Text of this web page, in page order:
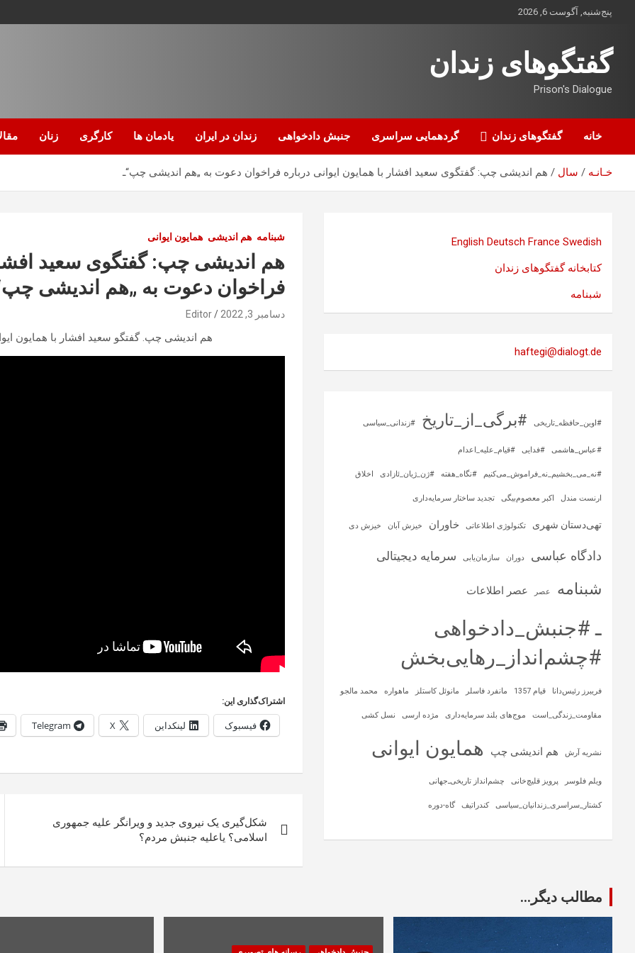
محتوا
پنج‌شنبه, آگوست 6, 2026
گفتگوهای زندان
Prison's Dialogue
خانه گفتگوهای زندان گردهمایی سراسری جنبش دادخواهی زندان در ایران یادمان ها کارگری زنان
خـانـه سال هم اندیشی چپ: گفتگوی سعید افشار با همایون ایوانی درباره فراخوان دعوت به „هم اندیشی چپ“ـ
شبنامه هم اندیشی همایون ایوانی
هم اندیشی چپ: گفتگوی سعید افشار
فراخوان دعوت به „هم اندیشی
دسامبر 3, 2022 Editor
هم اندیشی چپ. گفتگو سعید افشار با همایون
اشتراک‌گذاری این:
فیسبوک لینکداین X
Telegram
نوشته
شکل‌گیری یک نیروی جدید و ویرانگر علیه جمهوری
اسلامی؟ یاعلیه جنبش مردم؟
English Deutsch France Swedish
کتابخانه گفتگوهای زندان
شبنامه
haftegi@dialogt.de
#اوین_حافظه_تاریخی #برگی_از_تاریخ #زندانی_سیاسی
#عباس_هاشمی #فدایی #قیام_علیه_اعدام
#نه_می_بخشیم_نه_فراموش_می‌کنیم #نگاه_هفته #ژن_ژیان_ئازادی اخلاق
ارنست مندل اکبر معصوم‌بیگی تجدید ساختار سرمایه‌داری
تهی‌دستان شهری تکنولوژی اطلاعاتی خاوران خیزش آبان خیزش دی
دادگاه عباسی دوران سازمان‌یابی سرمایه‌ دیجیتالی
شبنامه عصر عصر اطلاعات
ـ #جنبش_دادخواهی
#چشم‌انداز_رهایی‌بخش
فریبرز رئیس‌دانا قیام 1357 مانفرد فاسلر مانوئل کاستلز ماهواره‌ محمد مالجو
مقاومت_زندگی_است موج‌های بلند سرمایه‌داری مژده ارسی نسل کشی
نشریه آرش هم اندیشی چپ همایون ایوانی
ویلم فلوسر پرویز قلیچ‌خانی چشم‌انداز تاریخی‌ـ‌جهانی
کشتار_سراسری_زندانیان_سیاسی کندراتیف گاه-دوره
مطالب دیگر...